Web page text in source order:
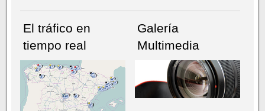
El tráfico en
tiempo real
Galería
Multimedia